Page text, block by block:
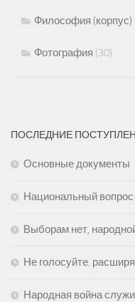
Философия (корпус)
Фотография (30)
ПОСЛЕДНИЕ
Основные документы
Национальный вопрос
Выборам нет,
Не голосуйте.
Народная война